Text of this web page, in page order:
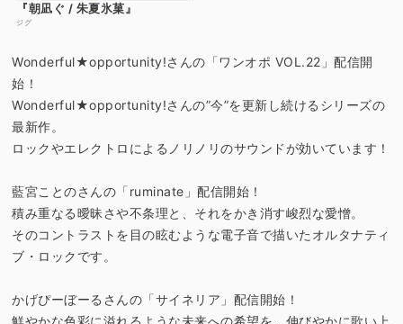
『朝凪ぐ / 朱夏氷菓』
ジグ
Wonderful★opportunity!さんの「ワンオポ VOL.22」配信開
始！
Wonderful★opportunity!さんの”今”を更新し続けるシリーズの
最新作。
ロックやエレクトロによるノリノリのサウンドが効いています！
藍宮ことのさんの「ruminate」配信開始！
積み重なる曖昧さや不条理と、それをかき消す峻烈な愛憎。
そのコントラストを目の眩むような電子音で描いたオルタナティ
ブ・ロックです。
かげぴーぼーるさんの「サイネリア」配信開始！
鮮やかな色彩に溢れるような未来への希望を、伸びやかに歌い上